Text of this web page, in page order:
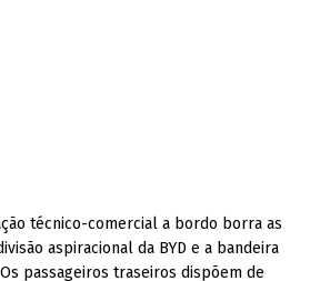
técnico-comercial a bordo borra as
aspiracional da BYD e a bandeira
passageiros traseiros dispõem de